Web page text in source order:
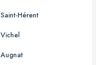
Saint-Hérent
Vichel
Augnat